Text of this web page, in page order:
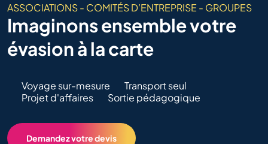
ASSOCIATIONS - COMITÉS D’ENTREPRISE - GROUPES
Imaginons ensemble votre
évasion à la carte
Voyage sur-mesure
Transport seul
Projet d'affaires
Sortie pédagogique
Demandez votre devis